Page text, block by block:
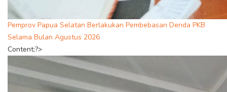
Pemprov Papua Selatan Berlakukan Pembebasan Denda PKB
Selama Bulan Agustus 2026
Content;?>